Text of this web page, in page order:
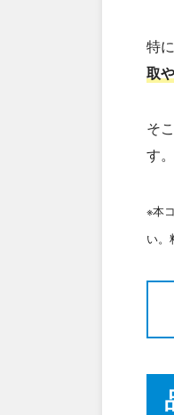
特に
取
そ
す。
※本
い。